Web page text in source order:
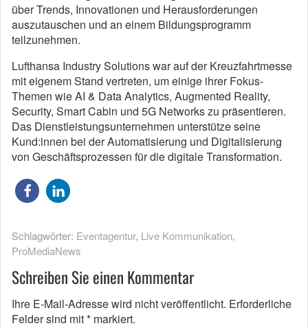
über Trends, Innovationen und Herausforderungen
auszutauschen und an einem Bildungsprogramm
teilzunehmen.
Lufthansa Industry Solutions war auf der Kreuzfahrtmesse
mit eigenem Stand vertreten, um einige ihrer Fokus-
Themen wie AI & Data Analytics, Augmented Reality,
Security, Smart Cabin und 5G Networks zu präsentieren.
Das Dienstleistungsunternehmen unterstütze seine
Kund:innen bei der Automatisierung und Digitalisierung
von Geschäftsprozessen für die digitale Transformation.
Schlagwörter: Eventagentur, Live Kommunikation,
ProMediaNews
Schreiben Sie einen Kommentar
Ihre E-Mail-Adresse wird nicht veröffentlicht. Erforderliche
Felder sind mit* markiert.